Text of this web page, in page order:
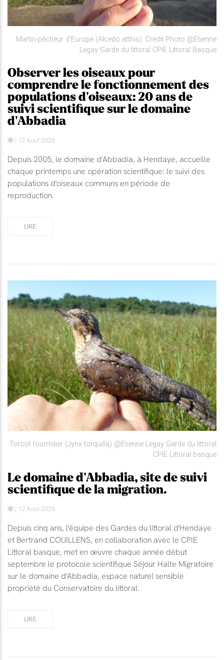
Martin-pêcheur d'Europe (Alcedo atthis). Crédit Photo @Etienne
Legay Garde du littoral CPIE Littoral Basque
Observer les oiseaux pour
comprendre le fonctionnement des
populations d'oiseaux: 20 ans de
suivi scientifique sur le domaine
d'Abbadia
| 12 Aout 2025
Depuis 2005, le domaine d'Abbadia, à Hendaye, accueille
chaque printemps une opération scientifique: le suivi des
populations d'oiseaux communs en période de
reproduction.
LIRE
Torcol fourmilier (Jynx torquilla) @Etienne Legay Garde du littoral
CPIE Littoral basque
Le domaine d'Abbadia, site de suivi
scientifique de la migration.
| 12 Aout 2025
Depuis cinq ans, l'équipe des Gardes du littoral d'Hendaye
et Bertrand COUILLENS, en collaboration avec le CPIE
Littoral basque, met en œuvre chaque année début
septembre le protocole scientifique Séjour Halte Migratoire
sur le domaine d'Abbadia, espace naturel sensible
propriété du Conservatoire du littoral.
LIRE